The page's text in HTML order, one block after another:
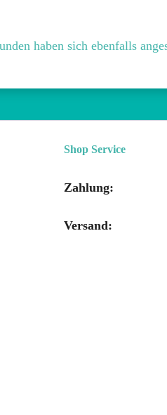
haben sich ebenfalls
Shop Service
Zahlung:
Versand: